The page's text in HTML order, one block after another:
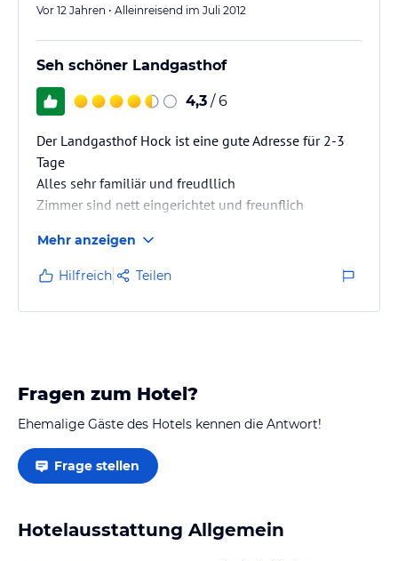
Vor 12 Jahren • Alleinreisend im Juli 2012
Seh schöner Landgasthof
4,3 / 6
Der Landgasthof Hock ist eine gute Adresse für 2-3
Tage
Alles sehr familiär und freudllich
Zimmer sind nett eingerichtet und freunflich
Für das Geld eine echte Empfehlung
Mehr anzeigen
Hilfreich Teilen
Fragen zum Hotel?
Ehemalige Gäste des Hotels kennen die Antwort!
Frage stellen
Hotelausstattung Allgemein